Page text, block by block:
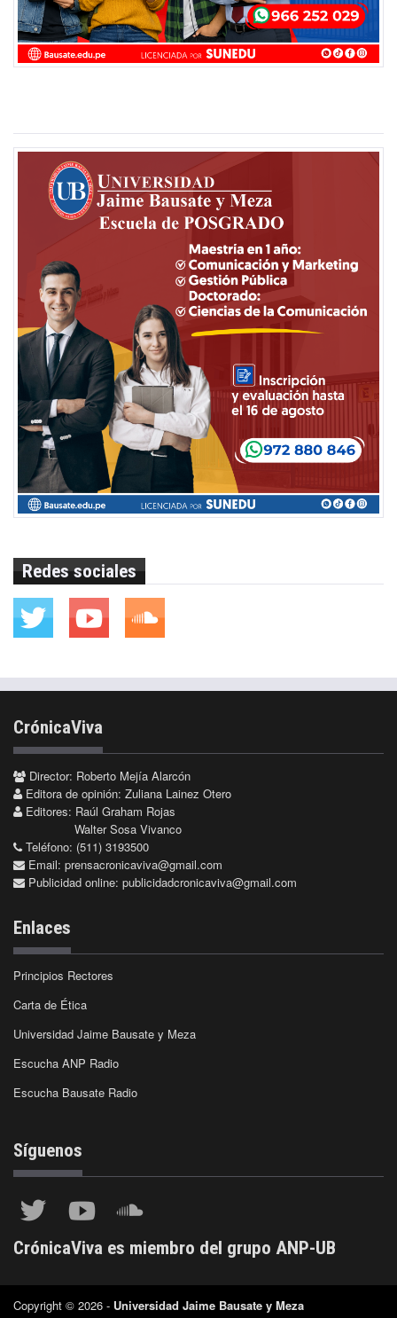
Redes sociales
CrónicaViva
Director: Roberto Mejía Alarcón
Editora de opinión: Zuliana Lainez Otero
Editores: Raúl Graham Rojas
Walter Sosa Vivanco
Teléfono: (511) 3193500
Email: prensacronicaviva@gmail.com
Publicidad online: publicidadcronicaviva@gmail.com
Enlaces
Principios Rectores
Carta de Ética
Universidad Jaime Bausate y Meza
Escucha ANP Radio
Escucha Bausate Radio
Síguenos
CrónicaViva es miembro del grupo ANP-UB
Copyright © 2026 - Universidad Jaime Bausate y Meza